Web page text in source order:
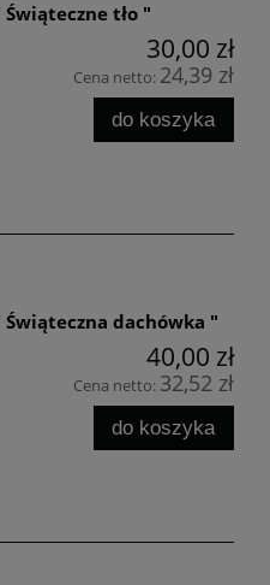
tło "
30,00 zł
Cena netto: 24,39 zł
do koszyka
dachówka "
40,00 zł
Cena netto: 32,52 zł
do koszyka